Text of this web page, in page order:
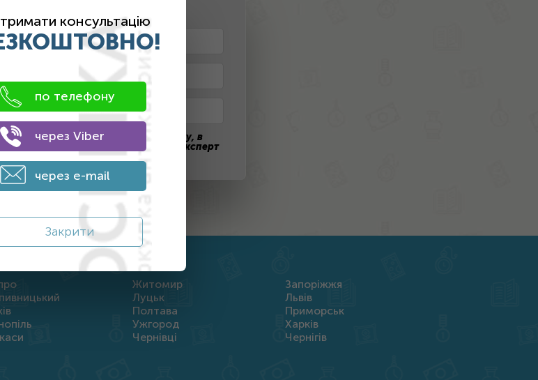
После отправки заявки на оценку, в
течение дня с вами свяжется наш эксперт
ПОЛУЧИТЬ ЦЕНУ
Житомир
Запоріжжя
Луцьк
Львів
Полтава
Приморськ
Ужгород
Харків
Чернівці Чернігів
консультацію
по телефону
через Viber
через e-mail
Закрити